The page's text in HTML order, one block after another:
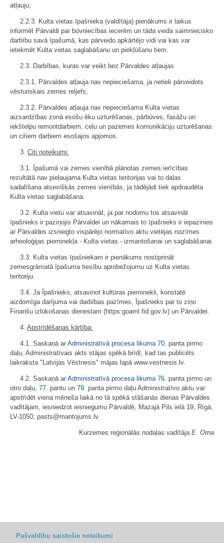
atļauju;
2.2.3. Kulta vietas īpašnieka (valdītāja) pienākums ir laikus
informēt Pārvaldi par būvniecības iecerēm un tāda veida saimniecisko
darbību savā īpašumā, kas pārveido apkārtējo vidi vai kas var
ietekmēt Kulta vietas saglabāšanu un piekļūšanu tiem.
2.3. Darbības, kuras var veikt bez Pārvaldes atļaujas
2.3.1. Pārvaldes atļauja nav nepieciešama, ja netiek pārveidots
vēsturiskais zemes reljefs;
2.3.2. Pārvaldes atļauja nav nepieciešama Kulta vietas
aizsardzības zonā esošu ēku uzturēšanas, pārbūves, fasāžu un
iekštelpu remontdarbiem, ceļu un pazemes komunikāciju uzturēšanas
un citiem darbiem esošajos apjomos.
3. Citi noteikumi:
3.1. Īpašumā vai zemes vienībā plānotas zemes ierīcības
rezultātā nav pieļaujama Kulta vietas teritorijas vai to daļas
sadalīšana atsevišķās zemes vienībās, ja tādējādi tiek apdraudēta
Kulta vietas saglabāšana.
3.2. Kulta vietu var atsavināt, ja par nodomu tos atsavināt
īpašnieks ir paziņojis Pārvaldei un nākamais to īpašnieks ir iepazinies
ar Pārvaldes izsniegto vispārējo normatīvo aktu vietējas nozīmes
arheoloģijas pieminekļa - Kulta vietas - izmantošanai un saglabāšanai.
3.3. Kulta vietas īpašniekam ir pienākums nostiprināt
zemesgrāmatā īpašuma tiesību aprobežojumu uz Kulta vietas
teritoriju.
3.4. Ja Īpašnieks, atsavinot kultūras pieminekli, konstatē
aizdomīga darījuma vai darbības pazīmes, Īpašnieks par to ziņo
Finanšu izlūkošanas dienestam (https:goaml.fid.gov.lv) un Pārvaldei.
4. Apstrīdēšanas kārtība:
4.1. Saskaņā ar Administratīvā procesa likuma 70. panta pirmo
daļu, Administratīvais akts stājas spēkā brīdī, kad tas publicēts
laikraksta "Latvijas Vēstnesis" mājas lapā www.vestnesis.lv.
4.2. Saskaņā ar Administratīvā procesa likuma 76. panta pirmo un
otro daļu, 77. pantu un 79. panta pirmo daļu Administratīvo aktu var
apstrīdēt viena mēneša laikā no tā spēkā stāšanās dienas Pārvaldes
vadītājam, iesniedzot iesniegumu Pārvaldē, Mazajā Pils ielā 19, Rīgā,
LV-1050; pasts@mantojums.lv.
Kurzemes reģionālās nodaļas vadītāja E. Orna
Pašvaldību saistošie noteikumi